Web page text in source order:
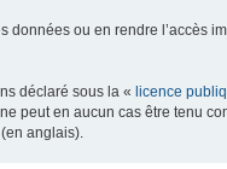
ou en rendre l’accès
déclaré sous la « licence
peut en aucun cas être tenu
(en anglais).